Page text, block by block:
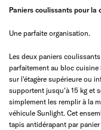
Paniers coulissants pour la
Une parfaite organisation.
Les deux paniers
parfaitement au bloc cuisine
sur l'étagère supérieure ou
supportent jusqu'à 15 kg et
simplement les remplir à la
véhicule Sunlight. Cet
tapis antidérapant par